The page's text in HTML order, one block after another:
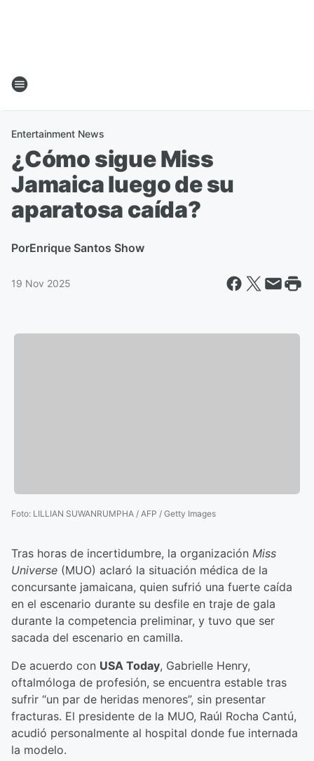
Entertainment News
¿Cómo sigue Miss
Jamaica luego de su
aparatosa caída?
PorEnrique Santos Show
19 Nov 2025
Foto: LILLIAN SUWANRUMPHA / AFP / Getty Images
Tras horas de incertidumbre, la organización Miss
Universe (MUO) aclaró la situación médica de la
concursante jamaicana, quien sufrió una fuerte caída
en el escenario durante su desfile en traje de gala
durante la competencia preliminar, y tuvo que ser
sacada del escenario en camilla.
De acuerdo con USA Today, Gabrielle Henry,
oftalmóloga de profesión, se encuentra estable tras
sufrir “un par de heridas menores”, sin presentar
fracturas. El presidente de la MUO, Raúl Rocha Cantú,
acudió personalmente al hospital donde fue internada
la modelo.